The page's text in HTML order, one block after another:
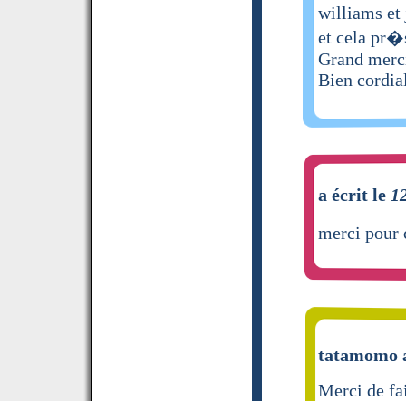
williams et
et cela
Grand
Bien
a écrit le
merci
tatamomo
Merci de